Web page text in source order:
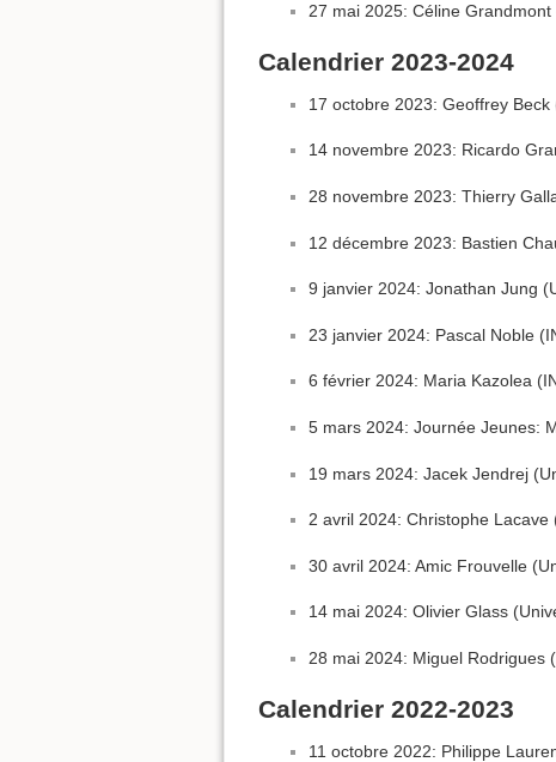
27 mai 2025: Céline
Calendrier 2023-2024
17 octobre 2023: Geoffrey
14 novembre 2023: Ricardo
28 novembre 2023: Thierry
12 décembre 2023: Bastien
9 janvier 2024: Jonathan Jung
23 janvier 2024: Pascal Noble
6 février 2024: Maria Kazolea
5 mars 2024: Journée Jeunes:
19 mars 2024: Jacek Jendrej
2 avril 2024: Christophe
30 avril 2024: Amic Frouvelle
14 mai 2024: Olivier Glass
28 mai 2024: Miguel Rodrigues
Calendrier 2022-2023
11 octobre 2022: Philippe